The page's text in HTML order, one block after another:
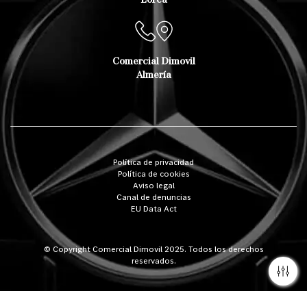
Comercial Dimovil
Almería
© Copyright Comercial Dimovil 2025. Todos los derechos
reservados.
Política de privacidad
Política de cookies
Aviso legal
Canal de denuncias
EU Data Act